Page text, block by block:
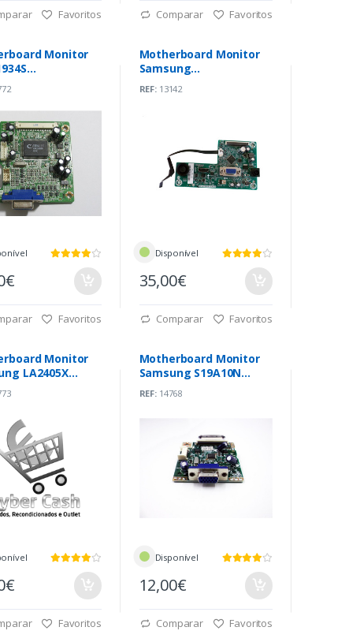
Favoritos Comparar Favoritos
Monitor
Favoritos
Motherboard Monitor
Samsung
REF:13142
Disponível
35,00€
Comparar Favoritos
Monitor
LA2405X
Favoritos
Motherboard Monitor
Samsung S19A10N
REF:14768
Disponível
12,00€
Comparar Favoritos